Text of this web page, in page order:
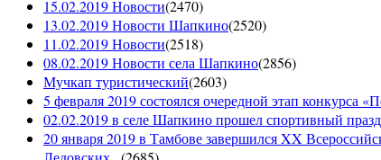
15.02.2019 Новости(2470)
13.02.2019 Новости Шапкино(2520)
11.02.2019 Новости(2518)
08.02.2019 Новости села Шапкино(2856)
Мучкап туристический(2603)
5 февраля 2019 состоялся очередной этап конкурса
02.02.2019 в селе Шапкино прошел спортивный
20 января 2019 в Тамбове завершился XX